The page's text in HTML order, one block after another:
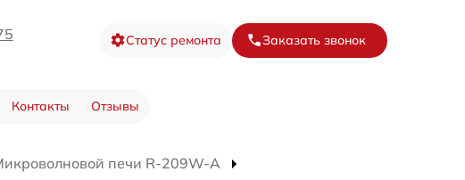
Статус ремонта Заказать звонок
Контакты Отзывы
печи R-209W-A